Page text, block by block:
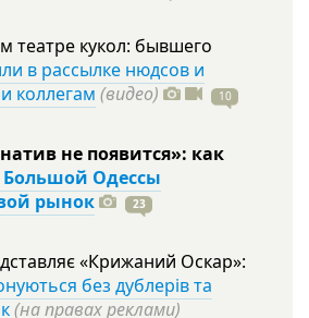
театре кукол: бывшего
в рассылке нюдсов и
коллегам (видео) 10
не появится»: как
Одессы
рынок
23
«Крижаний Оскар»:
без дублерів та
(на правах реклами)